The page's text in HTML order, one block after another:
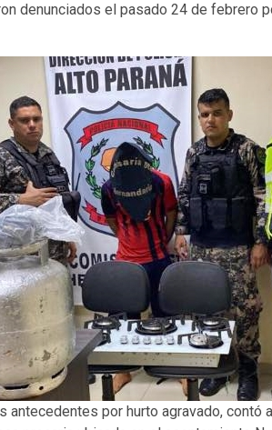
denunciados el pasado 24 de febrero
antecedentes por hurto agravado,